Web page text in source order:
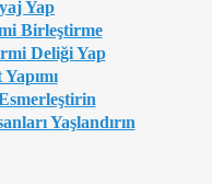
Yap
Birleştirme
Deliği Yap
Yaşlandırın